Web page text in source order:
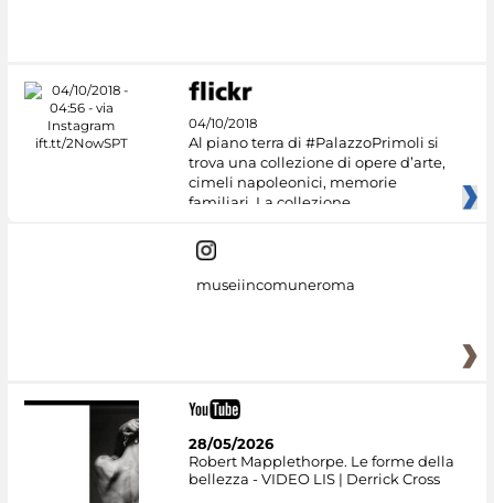
04/10/2018
Al piano terra di #PalazzoPrimoli si
trova una collezione di opere d’arte,
cimeli napoleonici, memorie
familiari. La collezione
museiincomuneroma
28/05/2026
Robert Mapplethorpe. Le forme della
bellezza - VIDEO LIS | Derrick Cross